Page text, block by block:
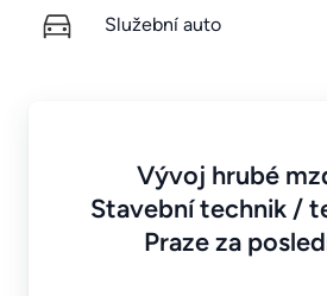
Služební auto
Vývoj hrubé
Stavební technik /
Praze za